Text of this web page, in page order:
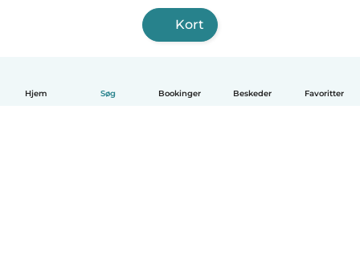
Hjem Søg Bookinger Beskeder Favoritter
Kort